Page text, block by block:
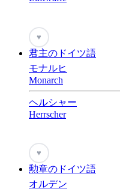
♥
君主のドイツ語
モナルヒ
Monarch
ヘルシャー
Herrscher
♥
勲章のドイツ語
オルデン